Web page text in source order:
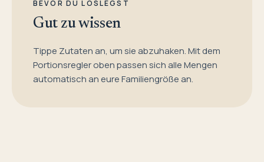
BEVOR DU LOSLEGST
Gut zu wissen
Tippe Zutaten an, um sie abzuhaken. Mit dem
Portionsregler oben passen sich alle Mengen
automatisch an eure Familiengröße an.